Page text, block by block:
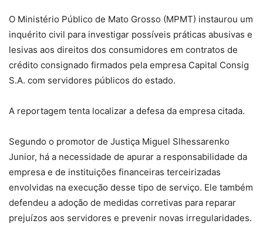
O Ministério Público de Mato Grosso (MPMT) instaurou um
inquérito civil para investigar possíveis práticas abusivas e
lesivas aos direitos dos consumidores em contratos de
crédito consignado firmados pela empresa Capital Consig
S.A. com servidores públicos do estado.
A reportagem tenta localizar a defesa da empresa citada.
Segundo o promotor de Justiça Miguel Slhessarenko
Junior, há a necessidade de apurar a responsabilidade da
empresa e de instituições financeiras terceirizadas
envolvidas na execução desse tipo de serviço. Ele também
defendeu a adoção de medidas corretivas para reparar
prejuízos aos servidores e prevenir novas irregularidades.